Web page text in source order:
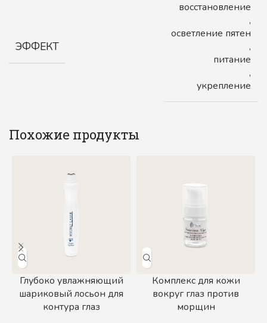
ЭФФЕКТ
восстановление
,
осветление пятен
,
питание
,
укрепление
Похожие продукты
Глубоко увлажняющий
шариковый лосьон для
контура глаз
Комплекс для кожи
вокруг глаз против
морщин